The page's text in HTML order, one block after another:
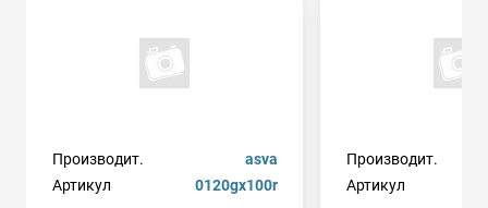
Производит.
asva
Артикул
0120gx100r
Производит.
Артикул